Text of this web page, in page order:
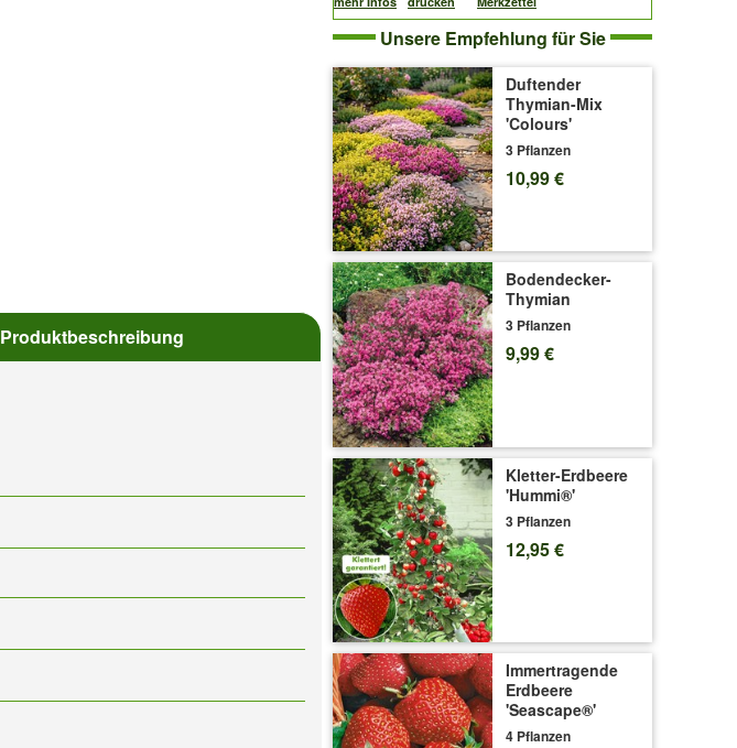
Produktbeschreibung
Unsere Empfehlung für Sie
Duftender
Thymian-Mix
'Colours'
3 Pflanzen
10,99 €
Bodendecker-
Thymian
3 Pflanzen
9,99 €
Kletter-Erdbeere
'Hummi®'
3 Pflanzen
12,95 €
Immertragende
Erdbeere
'Seascape®'
4 Pflanzen